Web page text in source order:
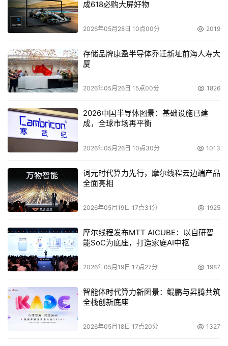
成618必购大屏好物
2026年05月28日 10点00分 2019
存储品牌康盈半导体乔迁新址前海人寿大
厦
2026年05月26日 15点00分 1826
2026中国半导体图景：基础设施已建
成，全球市场再平衡
2026年05月26日 10点30分 1013
词元时代算力先行，摩尔线程云边端产品
全面亮相
2026年05月19日 17点31分 1925
摩尔线程发布MTT AICUBE：以自研智
能SoC为底座，打造家庭AI中枢
2026年05月19日 17点27分 1987
智能体时代算力新图景：鲲鹏与昇腾共筑
全栈创新底座
2026年05月18日 17点20分 1327